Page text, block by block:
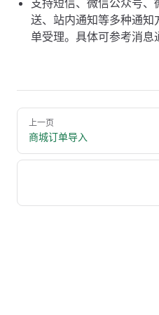
送、站内通知等多种通
单受理。具体可参考消息
Pager
上一页
商城订单导入